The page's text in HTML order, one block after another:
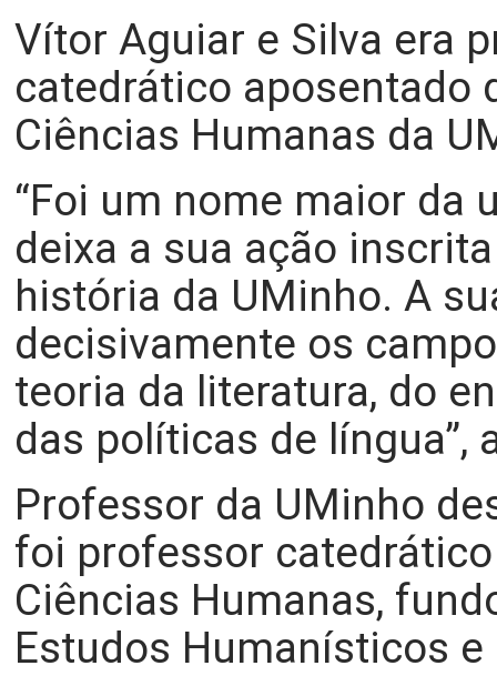
Vítor Aguiar e Silva era
catedrático aposentado
Ciências Humanas da
“Foi um nome maior da
deixa a sua ação
história da UMinho. A
decisivamente os
teoria da literatura, do
das políticas de língua”,
Professor da UMinho
foi professor
Ciências Humanas,
Estudos Humanísticos